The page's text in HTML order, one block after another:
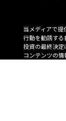
当メディアで
行動を勧誘す
投資の最終決
コンテンツの